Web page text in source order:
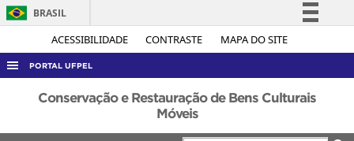
ACESSIBILIDADE CONTRASTE MAPA DO SITE
BRASIL
Simplifique!
Legislação
PORTAL UFPEL
ACESSO À INFORMAÇÃO
Conservação e Restauração de Bens Culturais
Móveis